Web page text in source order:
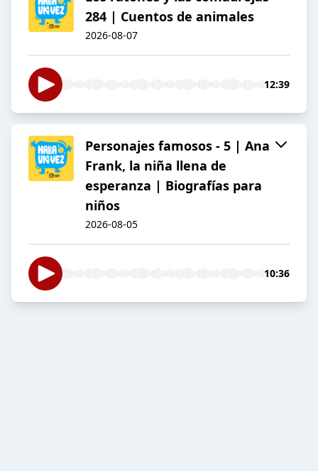
284 | Cuentos de animales
2026-08-07
12:39
Personajes famosos - 5 | Ana
Frank, la niña llena de
esperanza | Biografías para
niños
2026-08-05
10:36